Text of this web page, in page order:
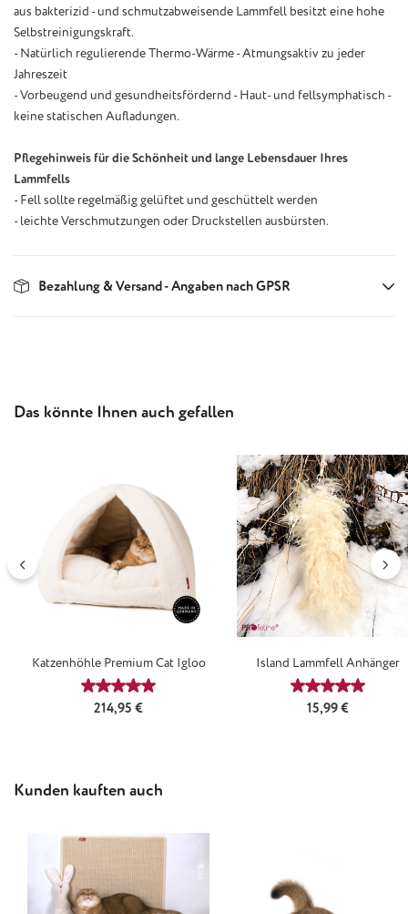
aus bakterizid - und schmutzabweisende Lammfell besitzt eine hohe
Selbstreinigungskraft.
- Natürlich regulierende Thermo-Wärme - Atmungsaktiv zu jeder
Jahreszeit
- Vorbeugend und gesundheitsfördernd - Haut- und fellsymphatisch -
keine statischen Aufladungen.
Pflegehinweis für die Schönheit und lange Lebensdauer Ihres
Lammfells
- Fell sollte regelmäßig gelüftet und geschüttelt werden
- leichte Verschmutzungen oder Druckstellen ausbürsten.
Bezahlung & Versand - Angaben nach GPSR
Produktgalerie überspringen
Das könnte Ihnen auch gefallen
Katzenhöhle Premium Cat Igloo
Durchschnittliche Bewertung von 5 von 5 Sternen
Regulärer Preis:
214,95 €
Island Lammfell Anhänger
Regulärer Preis:
15,99 €
Produktgalerie überspringen
Kunden kauften auch